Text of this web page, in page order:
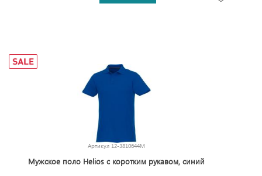
Артикул 12-3810644M
Мужское поло Helios с коротким рукавом, синий